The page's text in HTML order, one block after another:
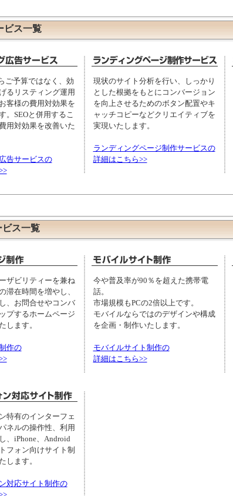
ビス一覧
ご予算ではなく、効
るリスティング運用
客様の費用対効果を
。SEOと併用するこ
用対効果を改善いた
告サービスの
現状のサイト分析を行い、しっかり
とした根拠をもとにコンバージョン
を向上させるためのボタン配置やキ
ャッチコピーなどクリエイティブを
実現いたします。
ランディングページ制作サービスの
詳細はこちら>>
ビス一覧
ザビリティーを兼ね
滞在時間を増やし、
、お問合せやコンバ
プするホームページ
します。
作の
今や普及率が90％を超えた携帯電
話。
市場規模もPCの2倍以上です。
モバイルならではのデザインや構成
を企画・制作いたします。
モバイルサイト制作の
詳細はこちら>>
特有のインターフェ
ネルの操作性、利用
、iPhone、Android
フォン向けサイト制
します。
対応サイト制作の